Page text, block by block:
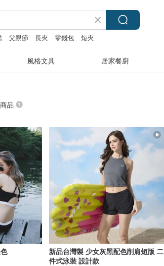
父親節 長夾 零錢包 短夾
風格文具 居家餐廚
品
新品台灣製 少女灰黑配色削肩短版 二
件式泳裝 設計款